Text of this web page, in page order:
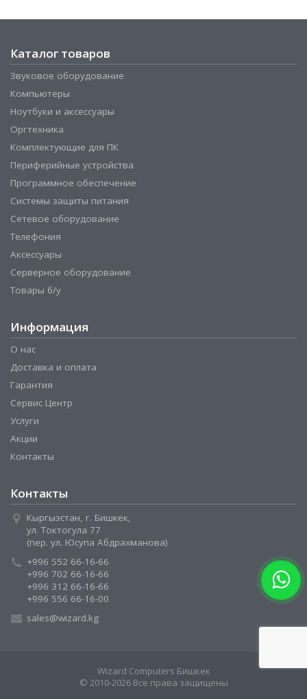
Каталог товаров
Звуковое оборудование
Компьютеры
Ноутбуки и аксессуары
Оргтехника
Комплектующие для ПК
Периферийные устройства
Программное обеспечение
Системы защиты питания
Сетевое оборудование
Телефония
Аксессуары
Серверное оборудование
Товары б/у
Информация
О нас
Доставка и оплата
Гарантия
Сервис Центр
Услуги
Акции
Контакты
Контакты
Кыргызстан, г. Бишкек,
ул. Токтогула 77
(пер. ул. Юсупа Абдрахманова)
+996 552 66-16-66
+996 702 66-16-66
+996 312 66-16-66
+996 556 66-16-00
sales@wizard.kg
Wizard Computers Бишкек
© 2010-2026 Все права защищены